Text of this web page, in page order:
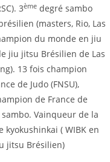
3ème degré sambo
(masters, Rio, Las
du monde en jiu
jiu jitsu Brésilien de Las
13 fois champion
de Judo (FNSU),
de France de
Vainqueur de la
( WIBK en
jitsu Brésilien)